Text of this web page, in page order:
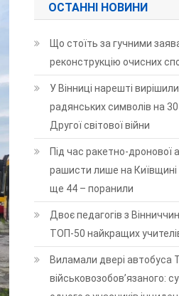
ОСТАННІ НОВИНИ
Що стоїть за гучними
реконструкцію очисних
У Вінниці нарешті
радянських символів на
Другої світової війни
Під час ракетно-дронової
рашисти лише на
ще 44 – поранили
Двоє педагогів з
ТОП-50 найкращих
Виламали двері автобуса
військовозобов’язаного: